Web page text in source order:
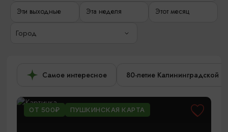
Эти выходные Эта неделя Этот месяц
Город
Самое интересное 80-летие Калининградской
ОТ 500₽ ПУШКИНСКАЯ КАРТА